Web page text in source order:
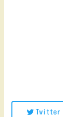
Twitter